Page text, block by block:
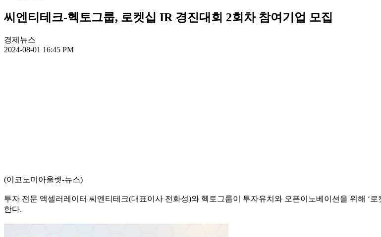
씨엔티테크-헥토그룹, 로켓십 IR 경진대회 2회차 참여기업 모집
경제뉴스
2024-08-01 16:45 PM
(이코노미아울렛-뉴스)
투자 전문 액셀러레이터 씨엔티테크(대표이사 전화성)와 헥토그룹이 투자유치와 오픈이노베이션을 위해 ‘
한다.